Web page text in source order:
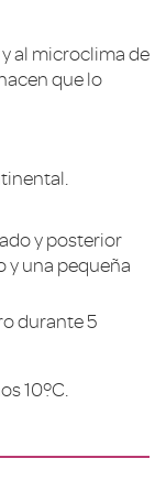
al microclima de
que lo
y posterior
y una pequeña
durante 5
10ºC.